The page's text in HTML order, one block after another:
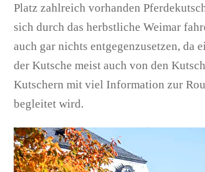
Platz zahlreich vorhanden
sich durch das herbstliche Weimar
auch gar nichts entgegenzusetzen, da
der Kutsche meist auch von den
Kutschern mit viel Information zur
begleitet wird.